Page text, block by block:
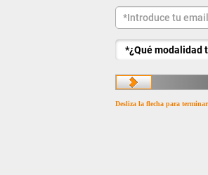
Desliza la flecha para